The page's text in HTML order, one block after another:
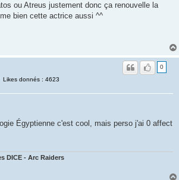
ou Atreus justement donc ça renouvelle la
bien cette actrice aussi ^^
donnés : 4623
0
Égyptienne c'est cool, mais perso j'ai 0 affect
DICE - Arc Raiders